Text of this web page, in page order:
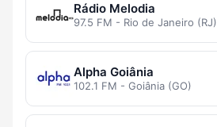
Rádio Melodia
97.5 FM - Rio de Janeiro (RJ)
Alpha Goiânia
102.1 FM - Goiânia (GO)